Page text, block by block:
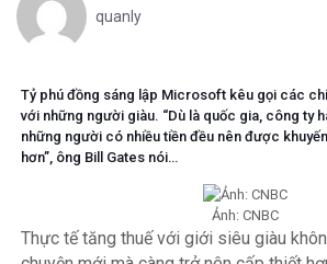
quanly
Tỷ phú đồng sáng lập Microsoft kêu gọi các
với những người giàu. “Dù là quốc gia, công ty
những người có nhiều tiền đều nên được
hơn”, ông Bill Gates nói…
Ảnh: CNBC
Thực tế tăng thuế với giới siêu giàu